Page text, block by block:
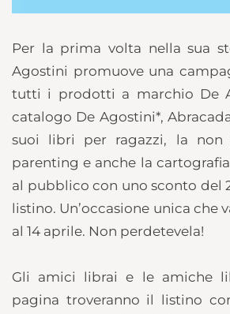
Per la prima volta nella sua
Agostini promuove una
tutti i prodotti a marchio De
catalogo De Agostini*,
suoi libri per ragazzi, la
parenting e anche la
al pubblico con uno sconto del
listino. Un’occasione unica che
al 14 aprile. Non perdetevela!
Gli amici librai e le amiche
pagina troveranno il listino